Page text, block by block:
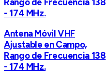
- 174 MHz.
Antena Móvil VHF
Ajustable en Campo,
Rango de Frecuencia 138
- 174 MHz.